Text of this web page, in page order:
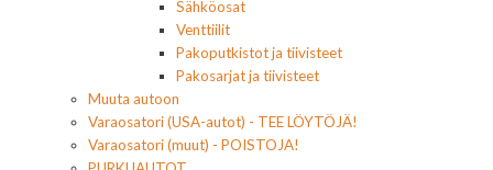
Sähköosat
Venttiilit
Pakoputkistot ja tiivisteet
Pakosarjat ja tiivisteet
Muuta autoon
Varaosatori (USA-autot) - TEE LÖYTÖJÄ!
Varaosatori (muut) - POISTOJA!